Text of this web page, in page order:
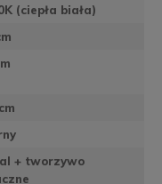
(ciepła biała)
+ tworzywo